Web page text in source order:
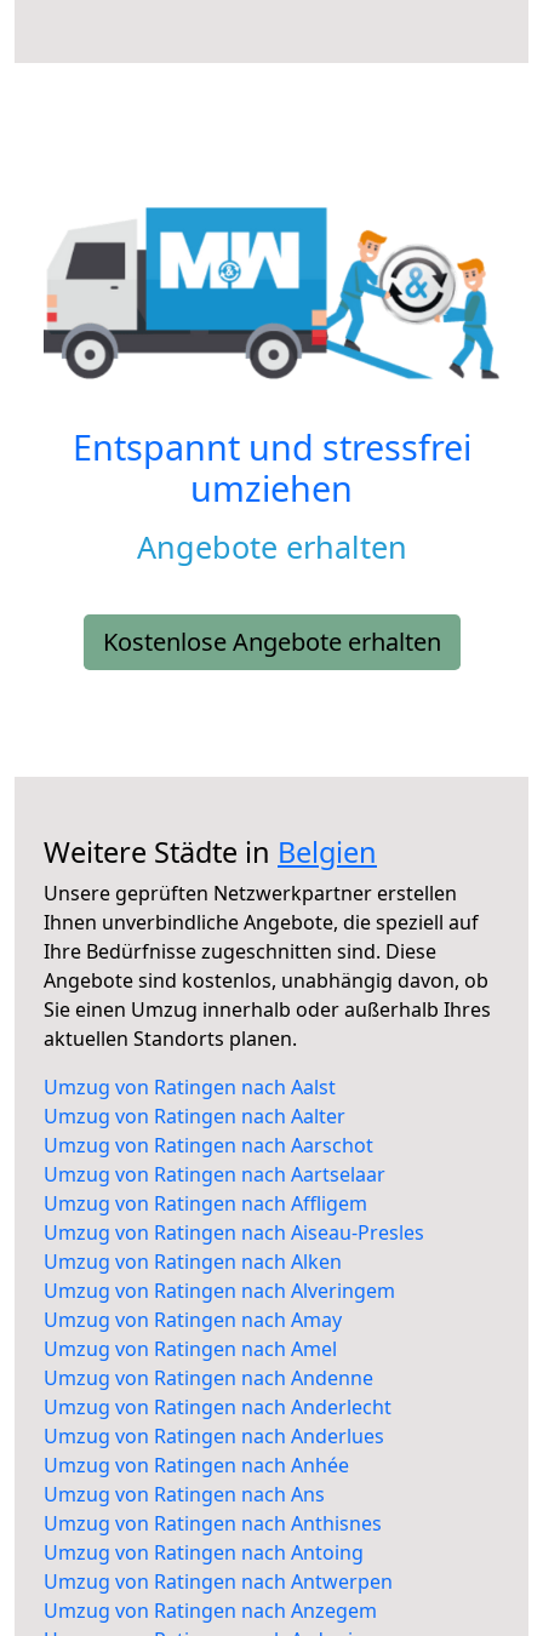
Entspannt und stressfrei
umziehen
Angebote erhalten
Kostenlose Angebote erhalten
Weitere Städte in Belgien
Unsere geprüften Netzwerkpartner erstellen
Ihnen unverbindliche Angebote, die speziell auf
Ihre Bedürfnisse zugeschnitten sind. Diese
Angebote sind kostenlos, unabhängig davon, ob
Sie einen Umzug innerhalb oder außerhalb Ihres
aktuellen Standorts planen.
Umzug von Ratingen nach Aalst
Umzug von Ratingen nach Aalter
Umzug von Ratingen nach Aarschot
Umzug von Ratingen nach Aartselaar
Umzug von Ratingen nach Affligem
Umzug von Ratingen nach Aiseau-Presles
Umzug von Ratingen nach Alken
Umzug von Ratingen nach Alveringem
Umzug von Ratingen nach Amay
Umzug von Ratingen nach Amel
Umzug von Ratingen nach Andenne
Umzug von Ratingen nach Anderlecht
Umzug von Ratingen nach Anderlues
Umzug von Ratingen nach Anhée
Umzug von Ratingen nach Ans
Umzug von Ratingen nach Anthisnes
Umzug von Ratingen nach Antoing
Umzug von Ratingen nach Antwerpen
Umzug von Ratingen nach Anzegem